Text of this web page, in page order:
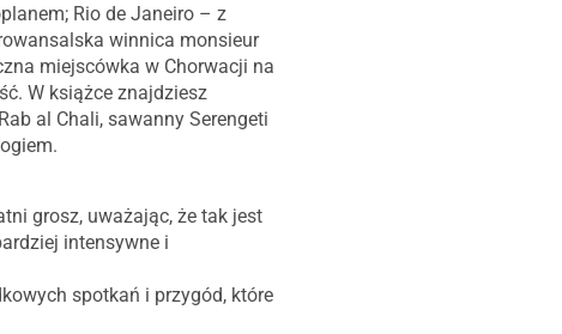
Rio de Janeiro – z
winnica monsieur
miejscówka w Chorwacji na
W książce znajdziesz
al Chali, sawanny Serengeti
grosz, uważając, że tak jest
intensywne i
spotkań i przygód, które